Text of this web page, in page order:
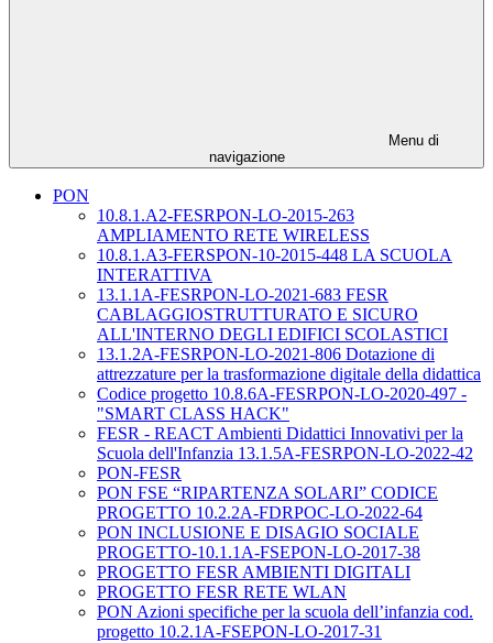
Menu di
navigazione
PON
10.8.1.A2-FESRPON-LO-2015-263
AMPLIAMENTO RETE WIRELESS
10.8.1.A3-FERSPON-10-2015-448 LA SCUOLA
INTERATTIVA
13.1.1A-FESRPON-LO-2021-683 FESR
CABLAGGIOSTRUTTURATO E SICURO
ALL'INTERNO DEGLI EDIFICI SCOLASTICI
13.1.2A-FESRPON-LO-2021-806 Dotazione di
attrezzature per la trasformazione digitale della didattica
Codice progetto 10.8.6A-FESRPON-LO-2020-497 -
"SMART CLASS HACK"
FESR - REACT Ambienti Didattici Innovativi per la
Scuola dell'Infanzia 13.1.5A-FESRPON-LO-2022-42
PON-FESR
PON FSE “RIPARTENZA SOLARI” CODICE
PROGETTO 10.2.2A-FDRPOC-LO-2022-64
PON INCLUSIONE E DISAGIO SOCIALE
PROGETTO-10.1.1A-FSEPON-LO-2017-38
PROGETTO FESR AMBIENTI DIGITALI
PROGETTO FESR RETE WLAN
PON Azioni specifiche per la scuola dell’infanzia cod.
progetto 10.2.1A-FSEPON-LO-2017-31